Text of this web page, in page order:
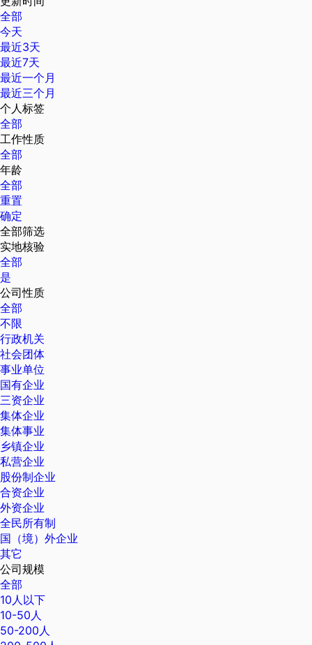
全部
今天
最近3天
最近7天
最近一个月
最近三个月
个人标签
全部
工作性质
全部
年龄
全部
重置
确定
全部筛选
实地核验
全部
是
公司性质
全部
不限
行政机关
社会团体
事业单位
国有企业
三资企业
集体企业
集体事业
乡镇企业
私营企业
股份制企业
合资企业
外资企业
全民所有制
国（境）外企业
其它
公司规模
全部
10人以下
10-50人
50-200人